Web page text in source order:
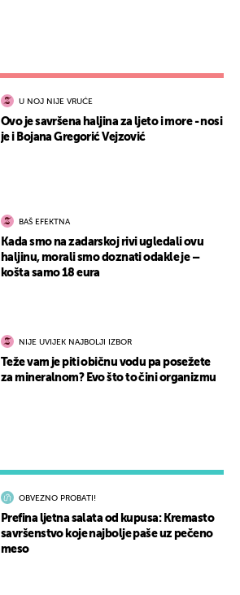
OBVEZNO PROBATI!
Prefina ljetna salata od kupusa: Kremasto
savršenstvo koje najbolje paše uz pečeno
meso
U NOJ NIJE VRUĆE
Ovo je savršena haljina za ljeto i more - nosi
je i Bojana Gregorić Vejzović
BAŠ EFEKTNA
Kada smo na zadarskoj rivi ugledali ovu
haljinu, morali smo doznati odakle je –
košta samo 18 eura
NIJE UVIJEK NAJBOLJI IZBOR
Teže vam je piti običnu vodu pa posežete
za mineralnom? Evo što to čini organizmu